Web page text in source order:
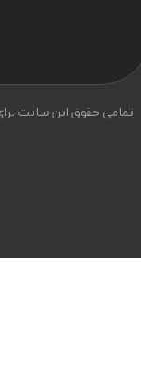
حقوق این سایت برای